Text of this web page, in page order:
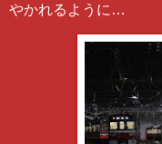
やかれるように…